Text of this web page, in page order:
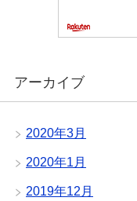
アーカイブ
2020年3月
2020年1月
2019年12月